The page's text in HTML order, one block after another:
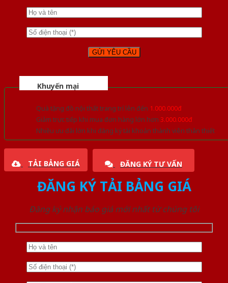
Khuyến mại
Quà tặng đồ nội thất trang trí lên đến 1.000.000đ
Giảm trực tiếp khi mua đơn hàng lớn hơn 3.000.000đ
Nhiều ưu đãi lớn khi đăng ký tài khoản thành viên thân thiết
TẢI BẢNG GIÁ ĐĂNG KÝ TƯ VẤN
ĐĂNG KÝ TẢI BẢNG GIÁ
Đăng ký nhận báo giá mới nhất từ chúng tôi